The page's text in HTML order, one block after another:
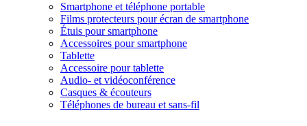
Smartphone et téléphone portable
Films protecteurs pour écran de smartphone
Étuis pour smartphone
Accessoires pour smartphone
Tablette
Accessoire pour tablette
Audio- et vidéoconférence
Casques & écouteurs
Téléphones de bureau et sans-fil